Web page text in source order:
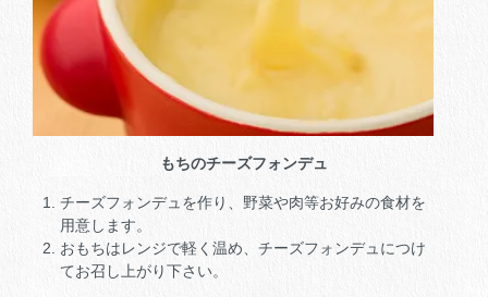
もちのチーズフォンデュ
チーズフォンデュを作り、野菜や肉等お好みの食材を
用意します。
おもちはレンジで軽く温め、チーズフォンデュにつけ
てお召し上がり下さい。